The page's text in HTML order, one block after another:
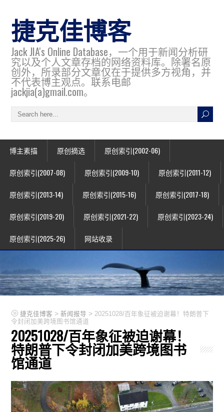
捷克佳博客
Jack JIA's Online Database，一个用于新闻分析研
究以及个人文章存档的网络资料库。除署名原
创外，所录部分文章仅在于提供多方视角，并
不代表博主观点。联系电邮
jackjia(a)gmail.com。
博主素描 原创摘选 原创索引(2002-06)
原创索引(2007-08) 原创索引(2009-10) 原创索引(2011-12)
原创索引(2013-14) 原创索引(2015-16) 原创索引(2017-18)
原创索引(2019-20) 原创索引(2021-22) 原创索引(2023-24)
原创索引(2025-26) 网站收录
捷克佳博客 >新闻报导 > 20251028/百年象征被迫谢幕！特朗普下
令封闭加美跨境图书馆通道
20251028/百年象征被迫谢幕！
特朗普下令封闭加美跨境图书
馆通道